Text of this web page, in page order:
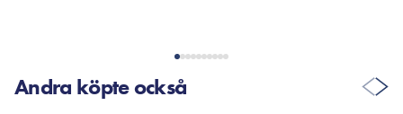
Andra köpte också